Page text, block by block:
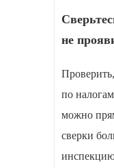
не
по
можно
сверки